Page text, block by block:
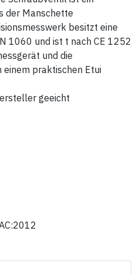
der Manschette
besitzt eine
1060 und ist t nach CE 1252
und die
praktischen Etui
geeicht